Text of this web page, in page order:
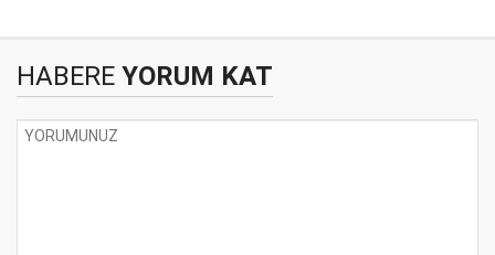
HABERE YORUM KAT